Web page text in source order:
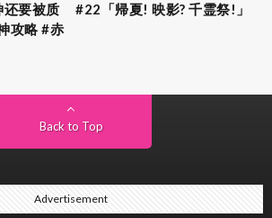
还要被质
攻略 #赤
#22「帰夏! 映影? 千霊祭!」
Back to Top
Advertisement